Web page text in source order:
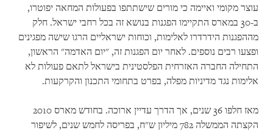
עוצר מקומי ואיימה כי מורים שישתתפו בפעולות המחאה יפוטרו,
ב-30 במארס התקיימו הפגנות בנושא זה בכל רחבי ישראל. חלק
מההפגנות הידרדרו לאלימות, וכוחות ישראליים הרגו שישה מפגינים
ופצעו רבים נוספים. לאחר יום הפגנות זה, "יום האדמה" הראשון,
התחילה החברה האזרחית הפלסטינית בישראל לתאם פעולות לא
אלימות נגד מדיניות מפלה, בפרט בתחומי התכנון והקרקעות.
מאז חלפו 36 שנים, אך הדרך עדיין ארוכה. בחודש מארס 2010
הקצתה הממשלה 782 מיליון ש"ח, בפריסה לחמש שנים, לשיפור